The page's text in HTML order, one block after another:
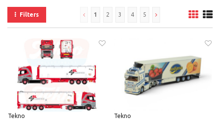
Filters 1 2 3 4 5
Tekno
Tekno